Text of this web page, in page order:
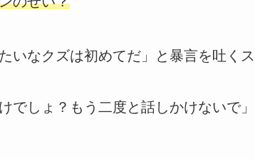
いなクズは初めてだ」と暴言を吐くス
でしょ？もう二度と話しかけないで」